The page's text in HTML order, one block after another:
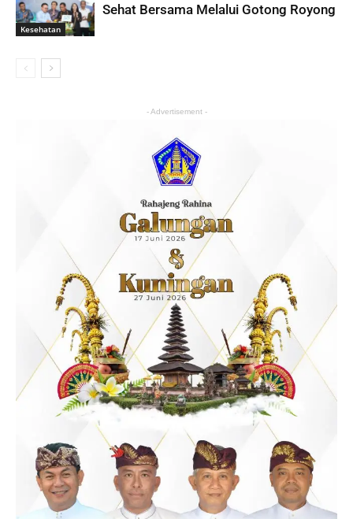
Kesehatan
Sehat Bersama Melalui Gotong Royong
- Advertisement -